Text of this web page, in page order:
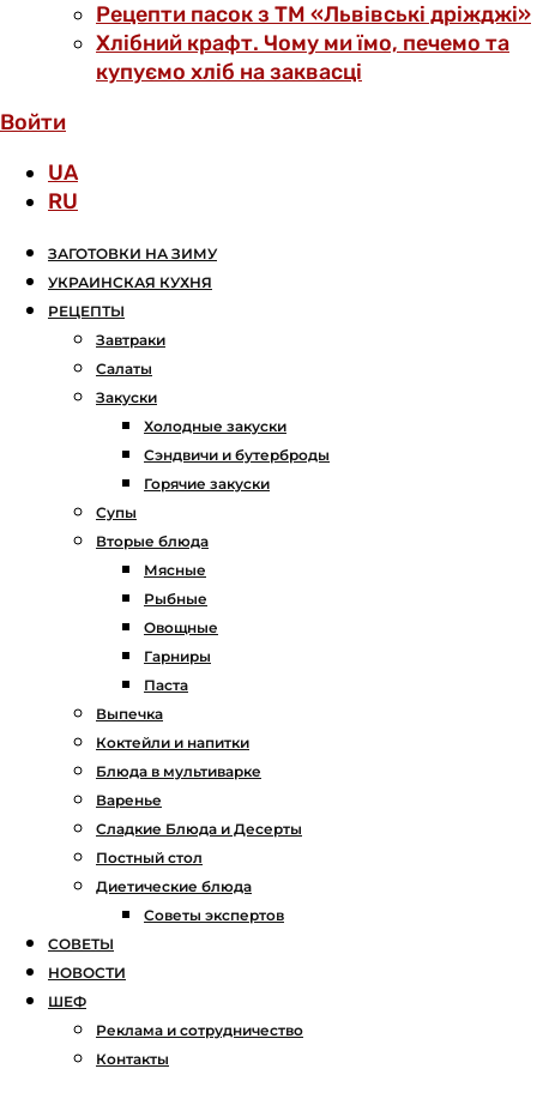
Рецепти пасок з ТМ «Львівські дріжджі»
Хлібний крафт. Чому ми їмо, печемо та
купуємо хліб на заквасці
Войти
UA
RU
ЗАГОТОВКИ НА ЗИМУ
УКРАИНСКАЯ КУХНЯ
РЕЦЕПТЫ
Завтраки
Салаты
Закуски
Холодные закуски
Сэндвичи и бутерброды
Горячие закуски
Супы
Вторые блюда
Мясные
Рыбные
Овощные
Гарниры
Паста
Выпечка
Коктейли и напитки
Блюда в мультиварке
Варенье
Сладкие Блюда и Десерты
Постный стол
Диетические блюда
Советы экспертов
СОВЕТЫ
НОВОСТИ
ШЕФ
Реклама и сотрудничество
Контакты